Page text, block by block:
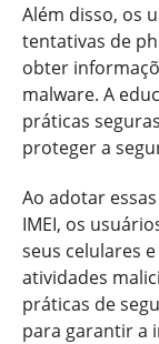
Além disso, os
tentativas de
obter
malware. A
práticas
proteger a
Ao adotar
IMEI, os
seus celulares
atividades
práticas de
para garantir a